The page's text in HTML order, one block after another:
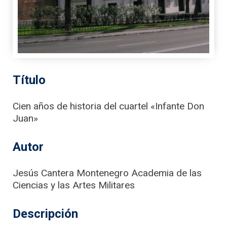
Título
Cien años de historia del cuartel «Infante Don
Juan»
Autor
Jesús Cantera Montenegro Academia de las
Ciencias y las Artes Militares
Descripción